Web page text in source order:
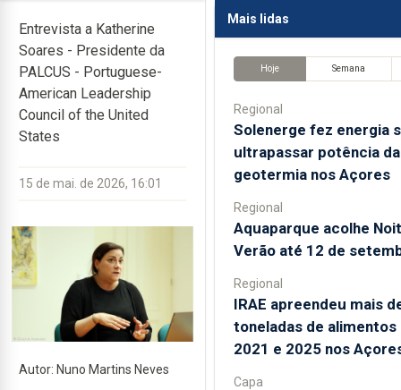
Entrevista a Katherine
Soares - Presidente da
PALCUS - Portuguese-
American Leadership
Council of the United
States
15 de mai. de 2026, 16:01
Autor: Nuno Martins Neves
Mais lidas
Hoje Semana
Regional
Solenerge fez energia
ultrapassar potência da
geotermia nos Açores
Regional
Aquaparque acolhe
Verão até 12 de
Regional
IRAE apreendeu mais
toneladas de
2021 e 2025 nos
Capa